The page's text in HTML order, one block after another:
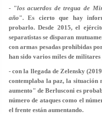
- "los acuerdos de tregua de
año". Es cierto que hay
probarlo. Desde 2015, el
separatistas se disparan
con armas pesadas prohibidas
han sido varios miles de
- con la llegada de Zelensky
contemplaba la paz, la
aumento" de Berlusconi es
número de ataques como el
el frente están aumentando.